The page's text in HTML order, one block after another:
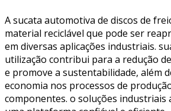
A sucata automotiva de discos de
material reciclável que pode ser
em diversas aplicações industriais.
utilização contribui para a redução
e promove a sustentabilidade, além
economia nos processos de
componentes. o soluções industriais